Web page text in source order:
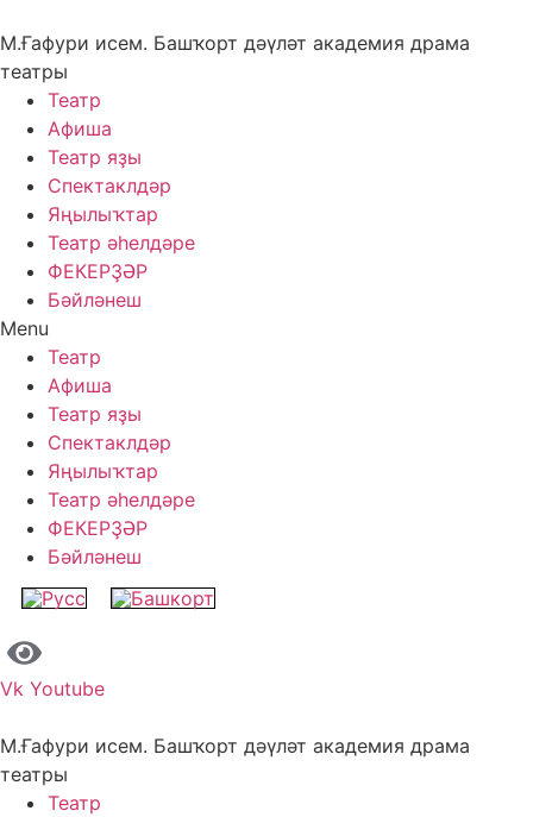
to
content
М.Ғафури исем. Башҡорт дәүләт академия драма
театры
Театр
Афиша
Театр яҙы
Спектаклдәр
Яңылыҡтар
Театр әһелдәре
ФЕКЕРҘӘР
Бәйләнеш
Menu
Театр
Афиша
Театр яҙы
Спектаклдәр
Яңылыҡтар
Театр әһелдәре
ФЕКЕРҘӘР
Бәйләнеш
Vk Youtube
М.Ғафури исем. Башҡорт дәүләт академия драма
театры
Театр